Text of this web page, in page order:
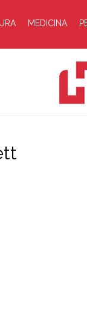
MEDICINA